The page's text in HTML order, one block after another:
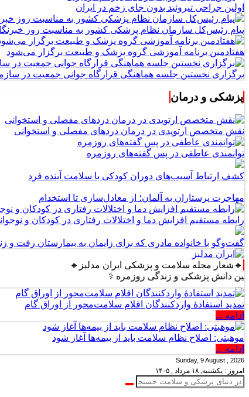
اولین جراحی تیروئید بدون جای زخم در ایران
پیام رئیس‌کل سازمان نظام پزشکی کشور به مناسبت روز
هفتادمین برنامه آموزشی گروه پزشک و طبیعت برگزار می‌شود
برگزاری نخستین جلسه هماهنگی قرارگاه جوانی جمعیت در
پزشکی و درمان
نقش متخصص ارتوپدی در درمان دردهای مفصلی و استخوانی
توانمندی عاطفی در پس گفته‌های روزمره
کشف ارتباط آسیب‌های دوران کودکی با سلامت آینده فرد
مهاجرت پرستاران به آلمان؛ از معادل‌سازی تا استخدام
رابطه مستقیم افزایش دما و اختلالات رفتاری در کودکان و
گفت‌وگو با خانواده مادری که برای زایمان به بیمارستان رفت و
🔹شعار مجله سلامت و پزشکی ایران مدلبز🔹
پزشکی و زندگی روزمره ⚕️
تمدید استفادۀ واردکنندگان اقلام سلامت‌محور از اوراق گام
ادامه ...
موهبتی: اصلاح نظام سلامت باید از بیمه‌ها آغاز شود
ادامه ...
Sunday, 9 August , 2026
امروز : یکشنبه, ۱۸ مرداد , ۱۴۰۵